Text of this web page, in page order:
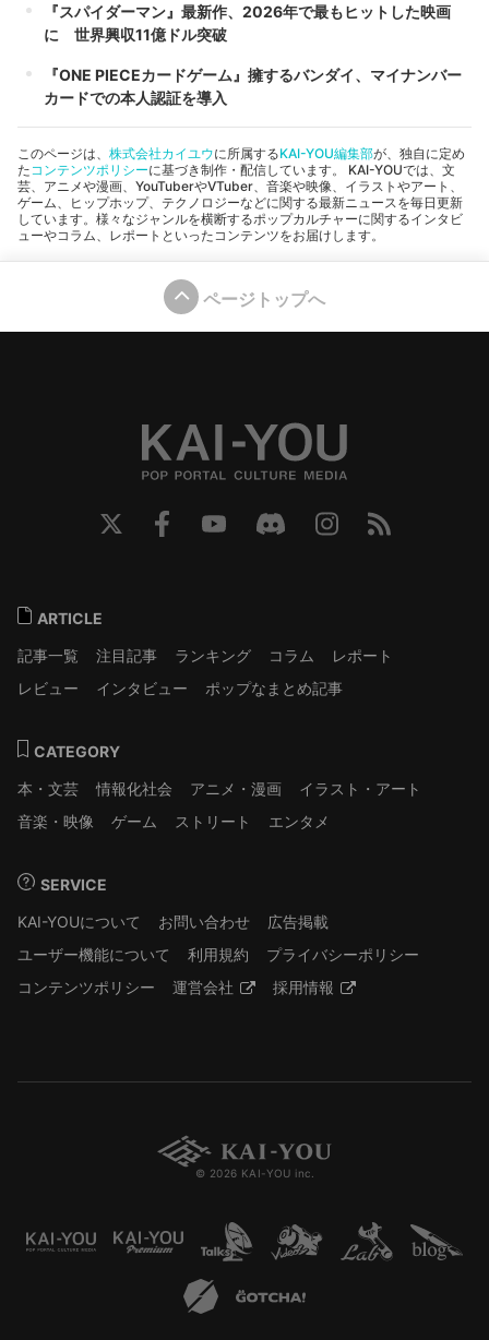
『スパイダーマン』最新作、2026年で最もヒットした映画
に 世界興収11億ドル突破
『ONE PIECEカードゲーム』擁するバンダイ、マイナンバー
カードでの本人認証を導入
このページは、 株式会社カイユウに所属するKAI-YOU編集部が、独自に定め
た コンテンツポリシーに基づき制作・配信しています。 KAI-YOUでは、文
芸、アニメや漫画、YouTuberやVTuber、音楽や映像、イラストやアート、
ゲーム、ヒップホップ、テクノロジーなどに関する最新ニュースを毎日更新
しています。様々なジャンルを横断するポップカルチャーに関するインタビ
ューやコラム、レポートといったコンテンツをお届けします。
ページトップへ
ARTICLE
記事一覧
注目記事 ランキング コラム
レポート
レビュー
インタビュー ポップなまとめ記事
CATEGORY
本・文芸
情報化社会 アニメ・漫画
イラスト・アート
音楽・映像
ゲーム ストリート エンタメ
SERVICE
KAI-YOUについて
お問い合わせ
広告掲載
ユーザー機能について
利用規約
プライバシーポリシー
コンテンツポリシー
運営会社 採用情報
© 2026 KAI-YOU inc.